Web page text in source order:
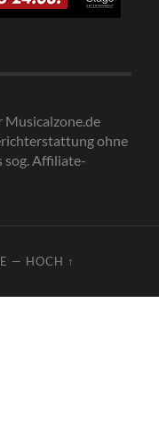
Musicalzone.de
ohne
sog. Affiliate-
— HOCH ↑